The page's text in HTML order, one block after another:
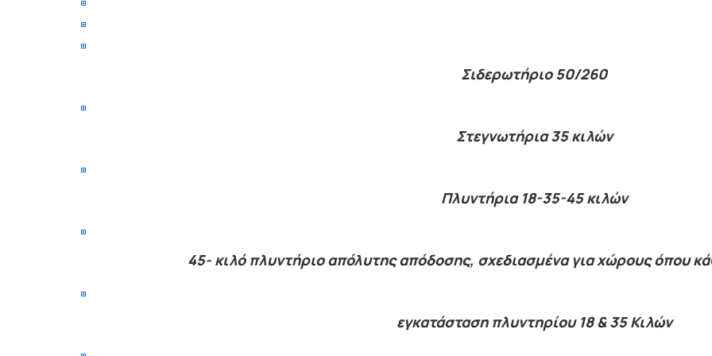
Σιδερωτήριο 50/260
Στεγνωτήρια 35 κιλών
Πλυντήρια 18-35-45 κιλών
45- κιλό πλυντήριο απόλυτης απόδοσης, σχεδιασμένα για χώρους όπου
εγκατάσταση πλυντηρίου 18 & 35 Κιλών